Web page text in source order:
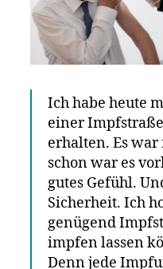
Ich habe heute
einer
erhalten. Es
schon war es
gutes Gefühl.
Sicherheit. Ich
genügend
impfen lassen
Denn jede